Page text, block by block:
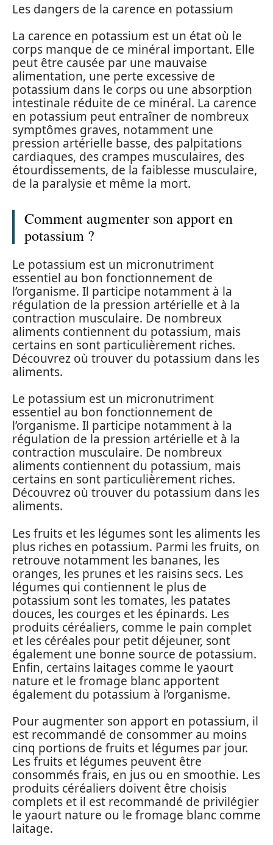
Les dangers de la carence en potassium
La carence en potassium est un état où le
corps manque de ce minéral important. Elle
peut être causée par une mauvaise
alimentation, une perte excessive de
potassium dans le corps ou une absorption
intestinale réduite de ce minéral. La carence
en potassium peut entraîner de nombreux
symptômes graves, notamment une
pression artérielle basse, des palpitations
cardiaques, des crampes musculaires, des
étourdissements, de la faiblesse musculaire,
de la paralysie et même la mort.
Comment augmenter son apport en
potassium ?
Le potassium est un micronutriment
essentiel au bon fonctionnement de
l’organisme. Il participe notamment à la
régulation de la pression artérielle et à la
contraction musculaire. De nombreux
aliments contiennent du potassium, mais
certains en sont particulièrement riches.
Découvrez où trouver du potassium dans les
aliments.
Le potassium est un micronutriment
essentiel au bon fonctionnement de
l’organisme. Il participe notamment à la
régulation de la pression artérielle et à la
contraction musculaire. De nombreux
aliments contiennent du potassium, mais
certains en sont particulièrement riches.
Découvrez où trouver du potassium dans les
aliments.
Les fruits et les légumes sont les aliments les
plus riches en potassium. Parmi les fruits, on
retrouve notamment les bananes, les
oranges, les prunes et les raisins secs. Les
légumes qui contiennent le plus de
potassium sont les tomates, les patates
douces, les courges et les épinards. Les
produits céréaliers, comme le pain complet
et les céréales pour petit déjeuner, sont
également une bonne source de potassium.
Enfin, certains laitages comme le yaourt
nature et le fromage blanc apportent
également du potassium à l’organisme.
Pour augmenter son apport en potassium, il
est recommandé de consommer au moins
cinq portions de fruits et légumes par jour.
Les fruits et légumes peuvent être
consommés frais, en jus ou en smoothie. Les
produits céréaliers doivent être choisis
complets et il est recommandé de privilégier
le yaourt nature ou le fromage blanc comme
laitage.